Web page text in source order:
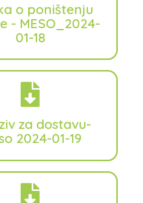
o poništenju
- MESO_2024-
01-18
za dostavu-
2024-01-19